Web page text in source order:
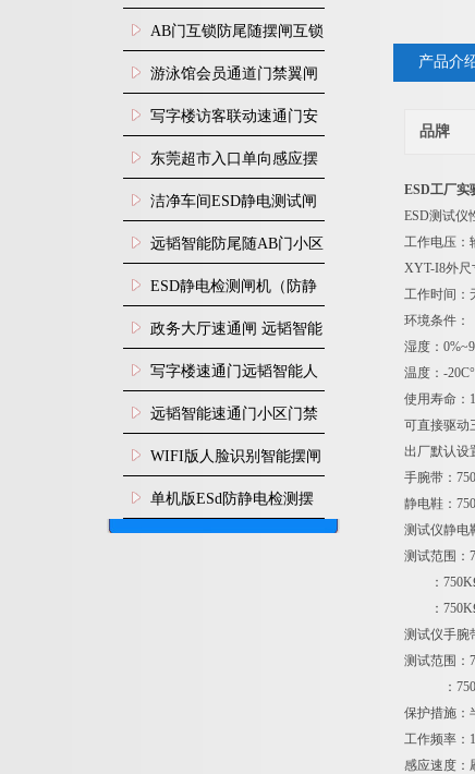
尘车间防静电闸机
AB门互锁防尾随摆闸互锁
闸机
游泳馆会员通道门禁翼闸
写字楼访客联动速通门安
装
东莞超市入口单向感应摆
闸安装
洁净车间ESD静电测试闸
机
远韬智能防尾随AB门小区
门禁闸机安装
​ESD静电检测闸机（防静
电门禁通道系统）
政务大厅速通闸 远韬智能
防尾随静音速通门
写字楼速通门远韬智能人
脸识别快速通道闸
远韬智能速通门小区门禁
闸机食堂消费摆闸
WIFI版人脸识别智能摆闸
机
单机版ESd防静电检测摆
闸机
产品介
品牌
ESD工厂实
ESD测试仪
工作电压：
XYT-I8外
工作时间：
环境条件：
湿度：
温度：-
使用寿命：
可直接驱动
出厂默认设
手腕带：
静电鞋：
测试仪静电
测试范围
：750KΩ
：750KΩ
测试仪手腕
测试范围
：
保护措施：
工作频率：
感应速度：